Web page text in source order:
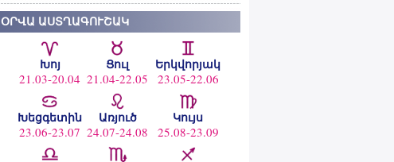
ՕՐՎԱ ԱՍՏՂԱԳՈՒՇԱԿ
Խոյ
21.03-20.04
Ցուլ
21.04-22.05
Երկվորյակ
23.05-22.06
Խեցգետին
23.06-23.07
Առյուծ
24.07-24.08
Կույս
25.08-23.09